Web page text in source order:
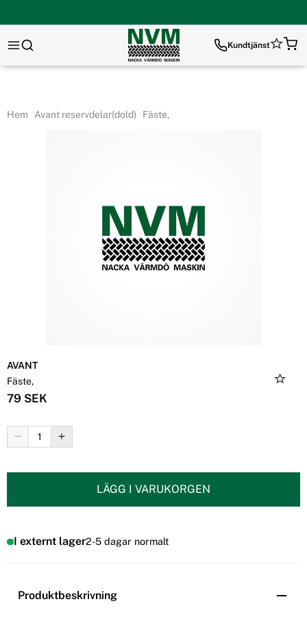
Kundtjänst
Hem Avant reservdelar(dold) Fäste,
AVANT
Fäste,
79 SEK
LÄGG I VARUKORGEN
I externt lager2-5 dagar normalt
Produktbeskrivning